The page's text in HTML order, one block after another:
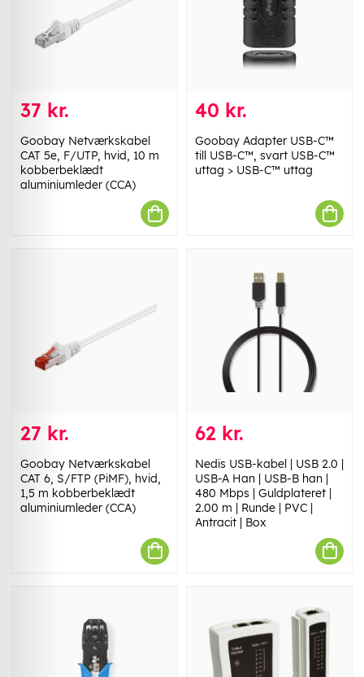
37 kr.
Goobay Netværkskabel
CAT 5e, F/UTP, hvid, 10 m
kobberbeklædt
aluminiumleder (CCA)
40 kr.
Goobay Adapter USB-C™
till USB-C™, svart USB-C™
uttag > USB-C™ uttag
27 kr.
Goobay Netværkskabel
CAT 6, S/FTP (PiMF), hvid,
1,5 m kobberbeklædt
aluminiumleder (CCA)
62 kr.
Nedis USB-kabel | USB 2.0 |
USB-A Han | USB-B han |
480 Mbps | Guldplateret |
2.00 m | Runde | PVC |
Antracit | Box